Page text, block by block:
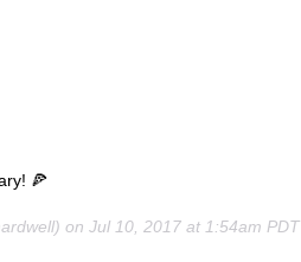
🍕
on Jul 10, 2017 at 1:54am PDT